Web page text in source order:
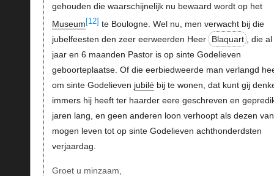
gehouden die waarschijnelijk nu bewaard wordt op het
Museum [12] te Boulogne. Wel nu, men verwacht bij die
jubelfeesten den zeer eerweerden Heer
Blaquart
, die
jaar en 6 maanden Pastor is op sinte Godelieven
geboorteplaatse. Of die eerbiedweerde man verlangd
om sinte Godelieven jubilébij te wonen, dat kunt gij
immers hij heeft ter haarder eere geschreven en
jaren lang, en geen anderen loon verhoopt als dezen
mogen leven tot op sinte Godelieven achthonderdsten
verjaardag.
Groet u minzaam,